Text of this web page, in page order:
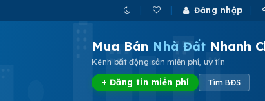
Đăng nhập
Mua Bán Nhà Đất Nhanh
Kênh bất động sản miễn phí, uy tín
+ Đăng tin miễn phí Tìm BĐS